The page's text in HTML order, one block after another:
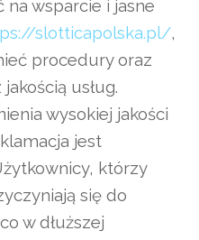
wsparcie i jasne
slotticapolska.pl/,
procedury oraz
usług.
wysokiej jakości
jest
którzy
się do
w dłuższej